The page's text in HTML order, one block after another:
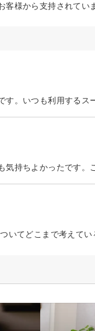
様から支持されてい